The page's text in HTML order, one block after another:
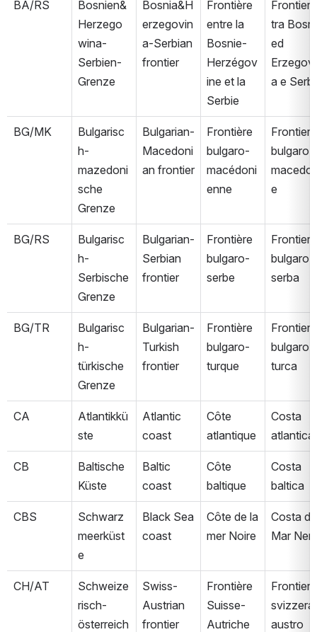
BA/RS
Bosnien&
Herzego
wina-
Serbien-
Grenze
Bosnia&H
erzegovin
a-Serbian
frontier
Frontière
entre la
Bosnie-
Herzégov
ine et la
Serbie
Frontiera
tra
ed
a e
BG/MK
Bulgarisc
h-
mazedoni
sche
Grenze
Bulgarian-
Macedoni
an frontier
Frontière
bulgaro-
macédoni
enne
Frontiera
bulgaro-
e
BG/RS
Bulgarisc
h-
Serbische
Grenze
Bulgarian-
Serbian
frontier
Frontière
bulgaro-
serbe
Frontiera
bulgaro-
serba
BG/TR
Bulgarisc
h-
türkische
Grenze
Bulgarian-
Turkish
frontier
Frontière
bulgaro-
turque
Frontiera
bulgaro-
turca
CA
Atlantikkü
ste
Atlantic
coast
Côte
atlantique
Costa
atlantica
CB
Baltische
Küste
Baltic
coast
Côte
baltique
Costa
baltica
CBS
Schwarz
meerküst
e
Black Sea
coast
Côte de la
mer Noire
Costa
Mar
CH/AT
Schweize
risch-
österreich
Swiss-
Austrian
frontier
Frontière
Suisse-
Autriche
Frontiera
austro